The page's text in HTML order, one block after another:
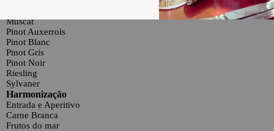
Muscat
Pinot Auxerrois
Pinot Blanc
Pinot Gris
Pinot Noir
Riesling
Sylvaner
Harmonização
Entrada e Aperitivo
Carne Branca
Frutos do mar